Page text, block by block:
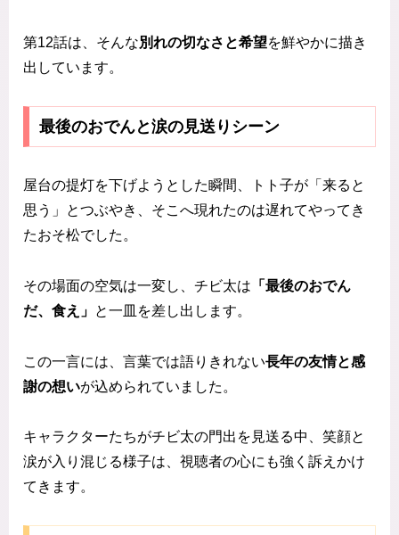
第12話は、そんな別れの切なさと希望を鮮やかに描き
出しています。
最後のおでんと涙の見送りシーン
屋台の提灯を下げようとした瞬間、トト子が「来ると
思う」とつぶやき、そこへ現れたのは遅れてやってき
たおそ松でした。
その場面の空気は一変し、チビ太は 「最後のおでん
だ、食え」 と一皿を差し出します。
この一言には、言葉では語りきれない長年の友情と感
謝の想いが込められていました。
キャラクターたちがチビ太の門出を見送る中、笑顔と
涙が入り混じる様子は、視聴者の心にも強く訴えかけ
てきます。